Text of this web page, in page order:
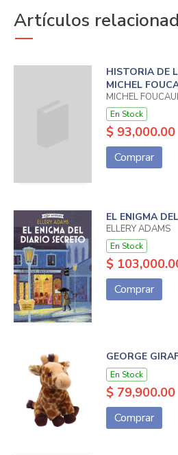
Artículos
HISTORIA DE
MICHEL
MICHEL
En Stock
$ 93,000.00
Comprar
EL ENIGMA
ELLERY ADAMS
En Stock
$
Comprar
GEORGE
En Stock
$ 79,900.00
Comprar